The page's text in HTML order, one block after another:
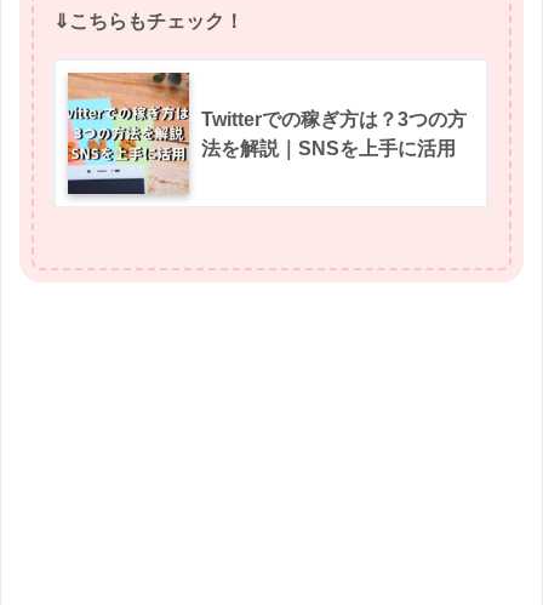
⇓こちらもチェック！
Twitterでの稼ぎ方は？3つの方
法を解説｜SNSを上手に活用